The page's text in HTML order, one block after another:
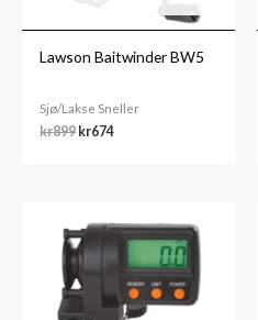
Lawson Baitwinder BW5
Sjø/Lakse Sneller
kr899kr674